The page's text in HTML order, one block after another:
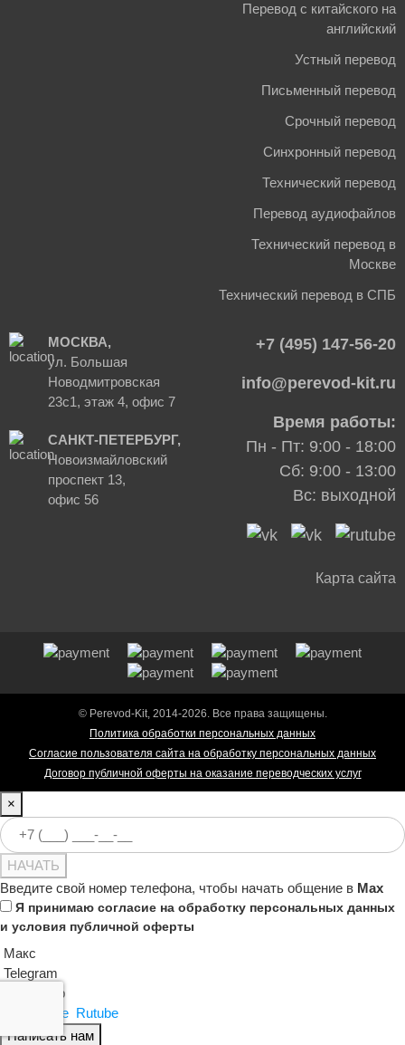
Перевод с китайского на
английский
Устный перевод
Письменный перевод
Срочный перевод
Синхронный перевод
Технический перевод
Перевод аудиофайлов
Технический перевод в
Москве
Технический перевод в СПБ
МОСКВА,
ул. Большая
Новодмитровская
23с1, этаж 4, офис 7
САНКТ-ПЕТЕРБУРГ,
Новоизмайловский
проспект 13,
офис 56
+7 (495) 147-56-20
info@perevod-kit.ru
Время работы:
Пн - Пт: 9:00 - 18:00
Сб: 9:00 - 13:00
Вс: выходной
Карта сайта
© Perevod-Kit, 2014-2026. Все права защищены.
Политика обработки персональных данных
Согласие пользователя сайта на обработку персональных данных
Договор публичной оферты на оказание переводческих услуг
×
НАЧАТЬ
Введите свой номер телефона, чтобы начать общение в Max
Я принимаю согласие на обработку персональных данных
и условия публичной оферты
Макс
Telegram
WhatsApp
ВКонтакте Rutube
Написать нам